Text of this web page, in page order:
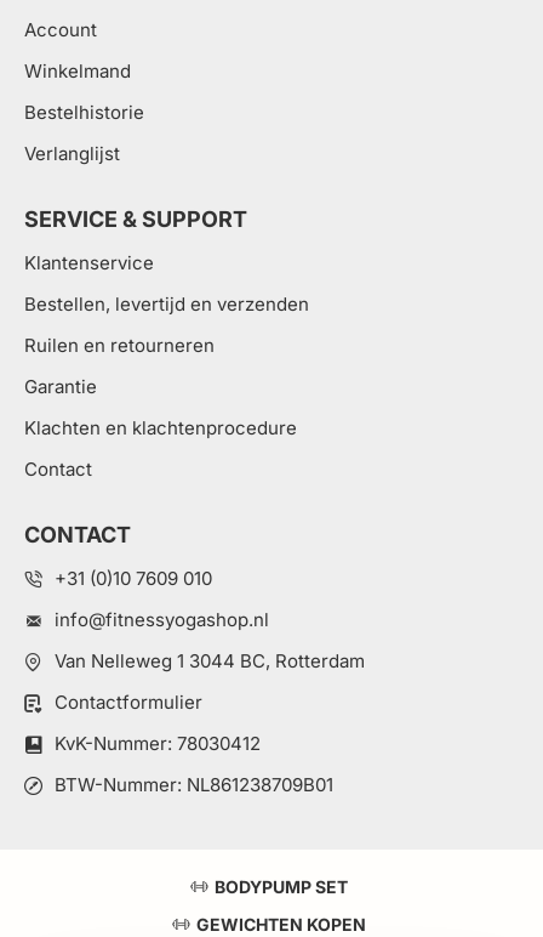
Account
Winkelmand
Bestelhistorie
Verlanglijst
SERVICE & SUPPORT
Klantenservice
Bestellen, levertijd en verzenden
Ruilen en retourneren
Garantie
Klachten en klachtenprocedure
Contact
CONTACT
+31 (0)10 7609 010
info@fitnessyogashop.nl
Van Nelleweg 1 3044 BC, Rotterdam
Contactformulier
KvK-Nummer: 78030412
BTW-Nummer: NL861238709B01
BODYPUMP SET
GEWICHTEN KOPEN